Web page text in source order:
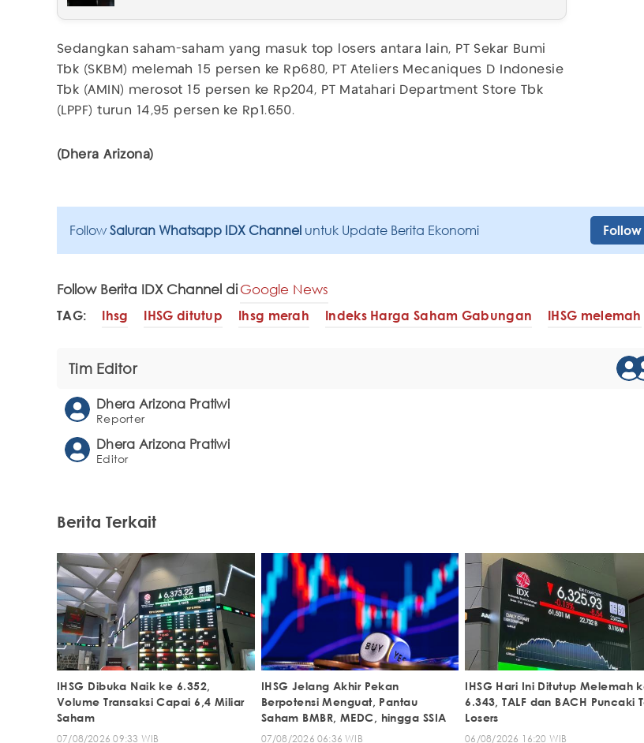
Sedangkan saham-saham yang masuk top losers antara lain, PT Sekar Bumi
Tbk (SKBM) melemah 15 persen ke Rp680, PT Ateliers Mecaniques D Indonesie
Tbk (AMIN) merosot 15 persen ke Rp204, PT Matahari Department Store Tbk
(LPPF) turun 14,95 persen ke Rp1.650.
(Dhera Arizona)
Follow Saluran Whatsapp IDX Channel untuk Update Berita Ekonomi Follow
Follow Berita IDX Channel diGoogle News
TAG: Ihsg IHSG ditutup Ihsg merah Indeks Harga Saham Gabungan IHSG melemah
Tim Editor
Dhera Arizona Pratiwi
Reporter
Dhera Arizona Pratiwi
Editor
Berita Terkait
IHSG Dibuka Naik ke 6.352,
Volume Transaksi Capai 6,4 Miliar
Saham
07/08/2026 09:33 WIB
IHSG Jelang Akhir Pekan
Berpotensi Menguat, Pantau
Saham BMBR, MEDC, hingga SSIA
07/08/2026 06:36 WIB
IHSG Hari Ini Ditutup Melemah
6.343, TALF dan BACH Puncaki
Losers
06/08/2026 16:20 WIB